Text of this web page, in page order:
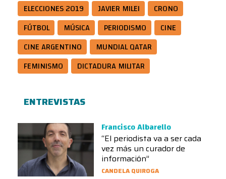
ELECCIONES 2019
JAVIER MILEI
CRONO
FÚTBOL
MÚSICA PERIODISMO
CINE
CINE ARGENTINO
MUNDIAL QATAR
FEMINISMO
DICTADURA MILITAR
ENTREVISTAS
Francisco Albarello
“El periodista va a ser cada
vez más un curador de
información”
CANDELA QUIROGA